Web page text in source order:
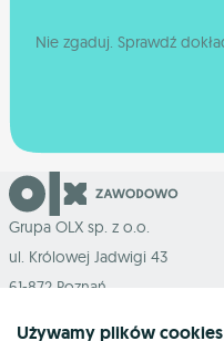
Nie zgaduj. Sprawdź
Grupa OLX sp. z o.o.
ul. Królowej Jadwigi 43
61-872 Poznań
Używamy plików